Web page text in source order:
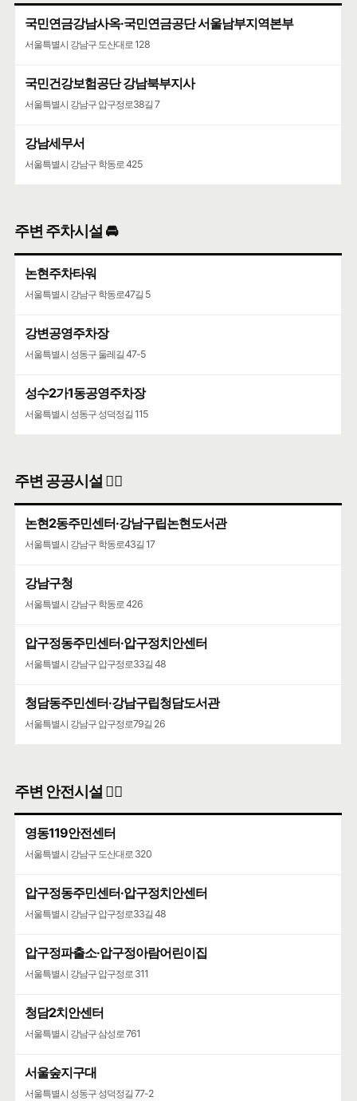
청담동 지하 1층
🍀인허가일2008-02-20 🌳계속사업자
구글 🧭 카카오🐤 네이버 🦖
리스본 캔어리 청담점
감성주점
지하 2층 청담동
🍀인허가일 2024-04-03
뷔페식
🍀인허가일2019-12-03
국민연금강남사옥·국민연금공단 서울남부지역본부
서울특별시 강남구 도산대로 128
국민건강보험공단 강남북부지사
서울특별시 강남구 압구정로38길 7
강남세무서
서울특별시 강남구 학동로 425
주변 주차시설 🚘
논현주차타워
서울특별시 강남구 학동로47길 5
강변공영주차장
서울특별시 성동구 둘레길 47-5
성수2가1동공영주차장
서울특별시 성동구 성덕정길 115
주변 공공시설 👨‍✈️
논현2동주민센터·강남구립논현도서관
서울특별시 강남구 학동로43길 17
강남구청
서울특별시 강남구 학동로 426
압구정동주민센터·압구정치안센터
서울특별시 강남구 압구정로33길 48
청담동주민센터·강남구립청담도서관
서울특별시 강남구 압구정로79길 26
주변 안전시설 👮‍♀️
영동119안전센터
서울특별시 강남구 도산대로 320
압구정동주민센터·압구정치안센터
서울특별시 강남구 압구정로33길 48
압구정파출소·압구정아람어린이집
서울특별시 강남구 압구정로 311
청담2치안센터
서울특별시 강남구 삼성로 761
서울숲지구대
서울특별시 성동구 성덕정길 77-2